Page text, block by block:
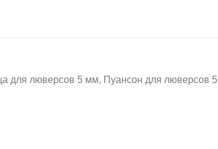
люверсов 5 мм, Пуансон для люверсов 5